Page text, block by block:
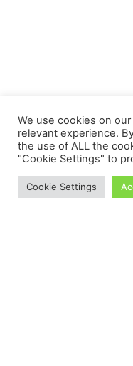
We use cookies on
relevant experience.
the use of ALL the
"Cookie Settings" to
Cookie Settings